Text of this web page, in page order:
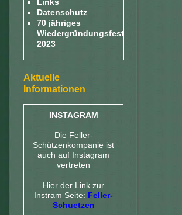
Datenschutz
70 jähriges
Wiedergründungsfest
2023
Aktuelle
Informationen
INSTAGRAM
Die Feller-
Schützenkompanie ist
auch auf Instagram
vertreten
Hier der Link zur
Instram Seite: Feller-
Schuetzen